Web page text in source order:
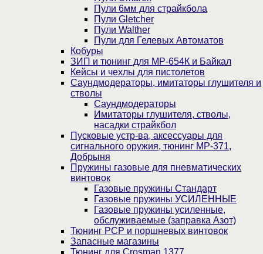
Пули 6мм для страйкбола
Пули Gletcher
Пули Walther
Пули для Гелевых Автоматов
Кобуры
ЗИП и тюнинг для МР-654К и Байкал
Кейсы и чехлы для пистолетов
Саундмодераторы, имитаторы глушителя и
стволы
Саундмодераторы
Имитаторы глушителя, стволы,
насадки страйкбол
Пусковые устр-ва, аксессуары для
сигнального оружия, тюнинг МР-371,
Добрыня
Пружины газовые для пневматических
винтовок
Газовые пружины Стандарт
Газовые пружины УСИЛЕННЫЕ
Газовые пружины усиленные,
обслуживаемые (заправка Азот)
Тюнинг PCP и поршневых винтовок
Запасные магазины
Тюнинг для Crosman 1377